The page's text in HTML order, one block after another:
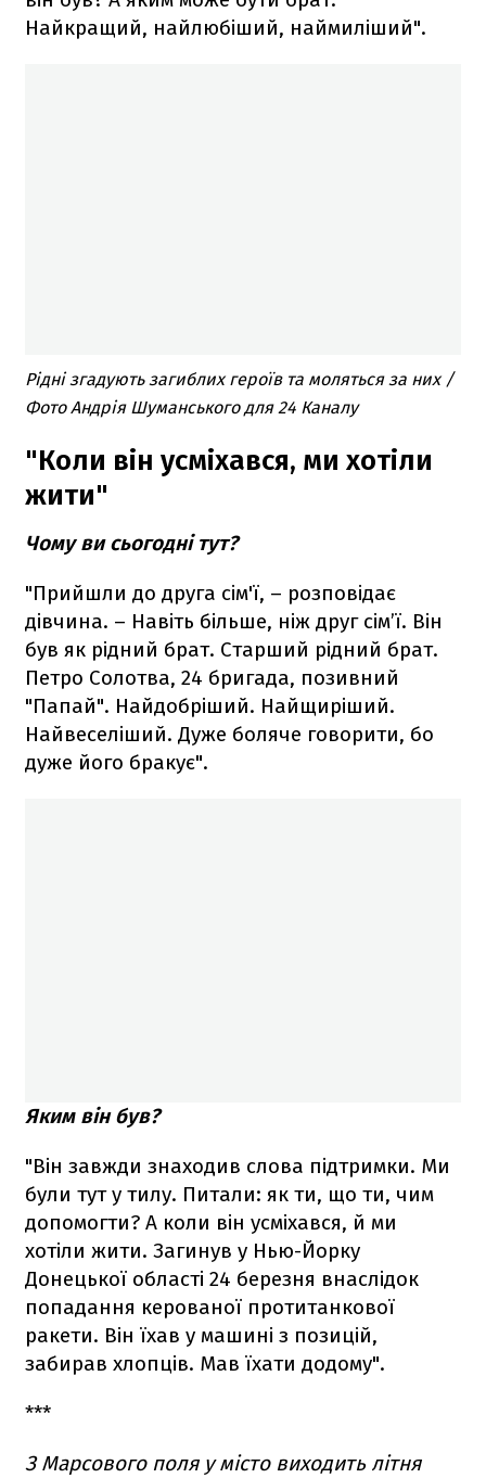
Найкращий, найлюбіший, наймиліший".
Рідні згадують загиблих героїв та моляться за них /
Фото Андрія Шуманського для 24 Каналу
"Коли він усміхався, ми хотіли
жити"
Чому ви сьогодні тут?
"Прийшли до друга сім'ї, – розповідає
дівчина. – Навіть більше, ніж друг сім’ї. Він
був як рідний брат. Старший рідний брат.
Петро Солотва, 24 бригада, позивний
"Папай". Найдобріший. Найщиріший.
Найвеселіший. Дуже боляче говорити, бо
дуже його бракує".
Яким він був?
"Він завжди знаходив слова підтримки. Ми
були тут у тилу. Питали: як ти, що ти, чим
допомогти? А коли він усміхався, й ми
хотіли жити. Загинув у Нью-Йорку
Донецької області 24 березня внаслідок
попадання керованої протитанкової
ракети. Він їхав у машині з позицій,
забирав хлопців. Мав їхати додому".
***
З Марсового поля у місто виходить літня